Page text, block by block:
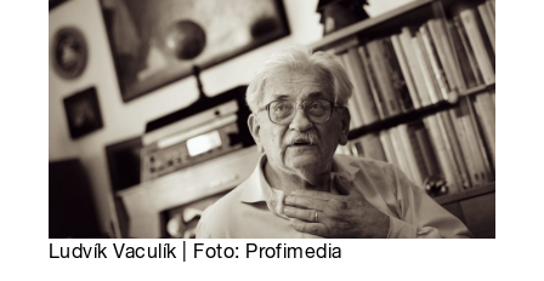
Ludvík Vaculík | Foto: Profimedia